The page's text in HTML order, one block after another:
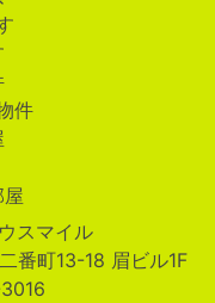
件
スマイル
番町13-18 眉ビル1F